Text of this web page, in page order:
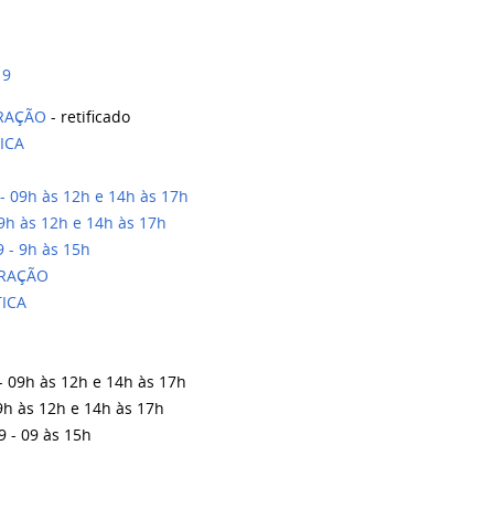
- retificado
09h às 12h e 14h às 17h
às 12h e 14h às 17h
- 9h às 15h
às 12h e 14h às 17h
às 12h e 14h às 17h
- 09 às 15h